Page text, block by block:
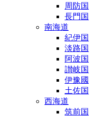
周防国
長門国
南海道
紀伊国
淡路国
阿波国
讃岐国
伊豫國
土佐国
西海道
筑前国